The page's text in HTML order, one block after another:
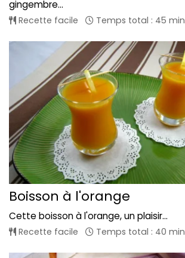
gingembre...
Recette facile Temps total : 45 min
Boisson à l'orange
Cette boisson à l'orange, un plaisir...
Recette facile Temps total : 40 min